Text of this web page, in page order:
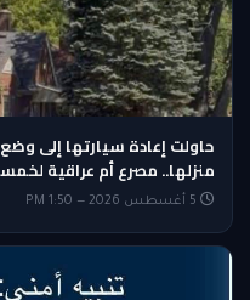
حاولت إعادة سيارتها إلى
منزلها.. مصرع أم عراقية